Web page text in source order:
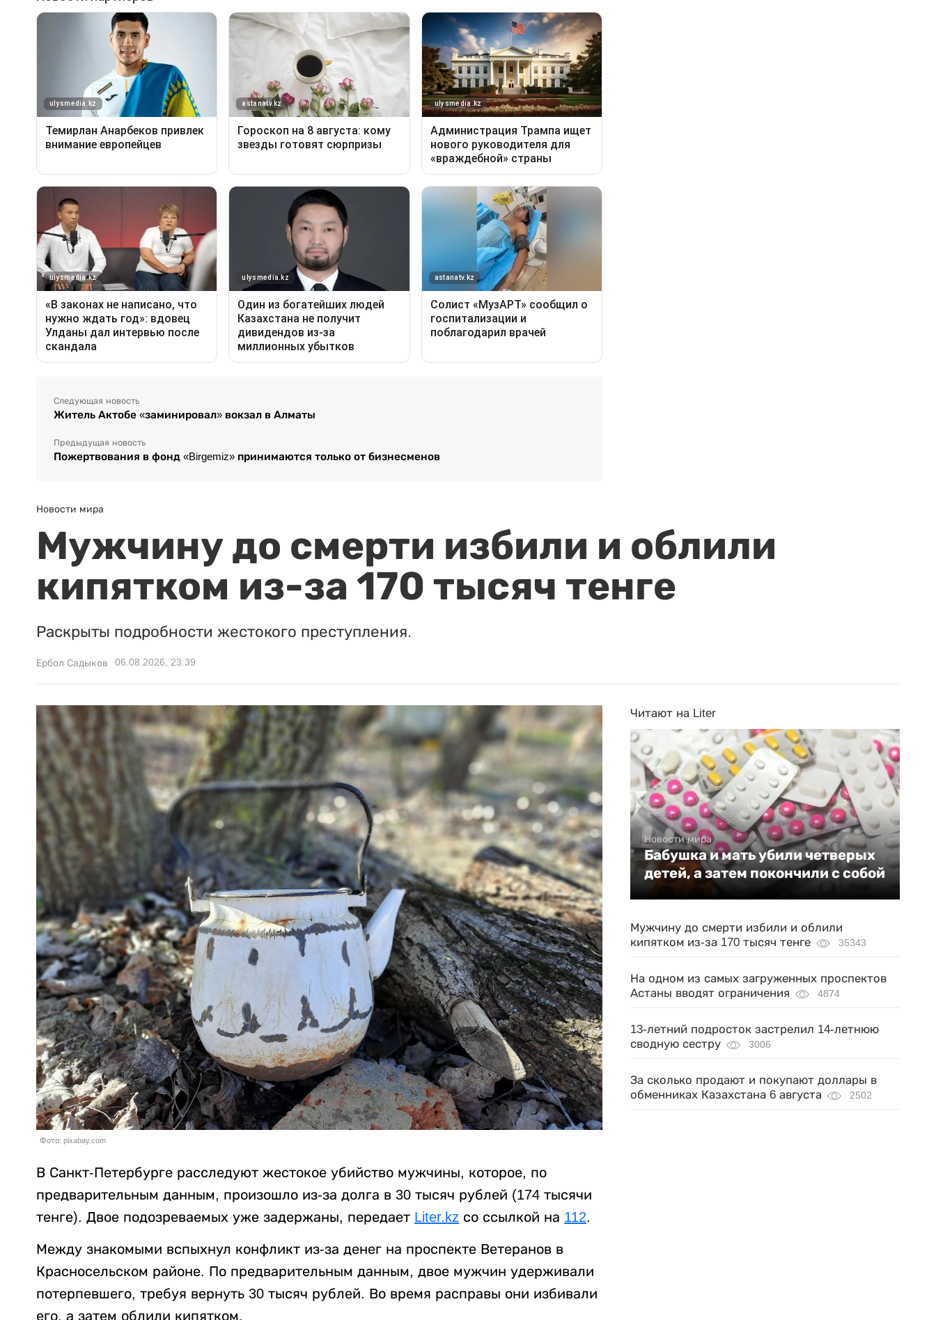
Следующая новость
Житель Актобе «заминировал» вокзал в Алматы
Предыдущая новость
Пожертвования в фонд «Birgemiz» принимаются только от бизнесменов
Новости мира
Мужчину до смерти избили и облили
кипятком из-за 170 тысяч тенге
Раскрыты подробности жестокого преступления.
Ербол Садыков 06.08.2026, 23:39
Фото: pixabay.com
В Санкт-Петербурге расследуют жестокое убийство мужчины, которое, по
предварительным данным, произошло из-за долга в 30 тысяч рублей (174 тысячи
тенге). Двое подозреваемых уже задержаны, передает Liter.kz со ссылкой на 112.
Между знакомыми вспыхнул конфликт из-за денег на проспекте Ветеранов в
Красносельском районе. По предварительным данным, двое мужчин удерживали
потерпевшего, требуя вернуть 30 тысяч рублей. Во время расправы они избивали
его, а затем облили кипятком.
Читают на Liter
Новости мира
Бабушка и мать убили четверых
детей, а затем покончили с собой
Мужчину до смерти избили и облили
кипятком из-за 170 тысяч тенге
35343
На одном из самых загруженных проспектов
Астаны вводят ограничения
4874
13-летний подросток застрелил 14-летнюю
сводную сестру
3006
За сколько продают и покупают доллары в
обменниках Казахстана 6 августа
2502